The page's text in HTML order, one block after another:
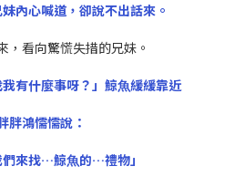
妹內⼼喊道，卻說不出話來。
，看向驚慌失措的兄妹。
我有什麼事呀？」鯨⿂緩緩靠近
胖鴻懦懦說：
們來找…鯨⿂的…禮物」